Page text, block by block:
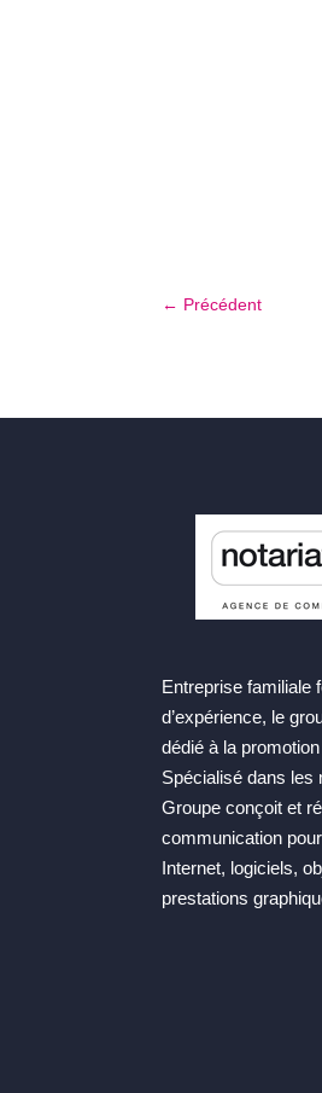
← Précédent
Entreprise familiale
d’expérience, le
dédié à la
Spécialisé dans les
Groupe conçoit et
communication
Internet, logiciels,
prestations